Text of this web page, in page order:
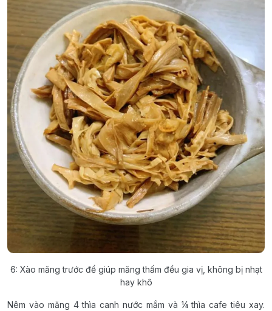
6: Xào măng trước để giúp măng thấm đều gia vị, không bị nhạt
hay khô
Nêm vào măng 4 thìa canh nước mắm và ¼ thìa cafe tiêu xay.